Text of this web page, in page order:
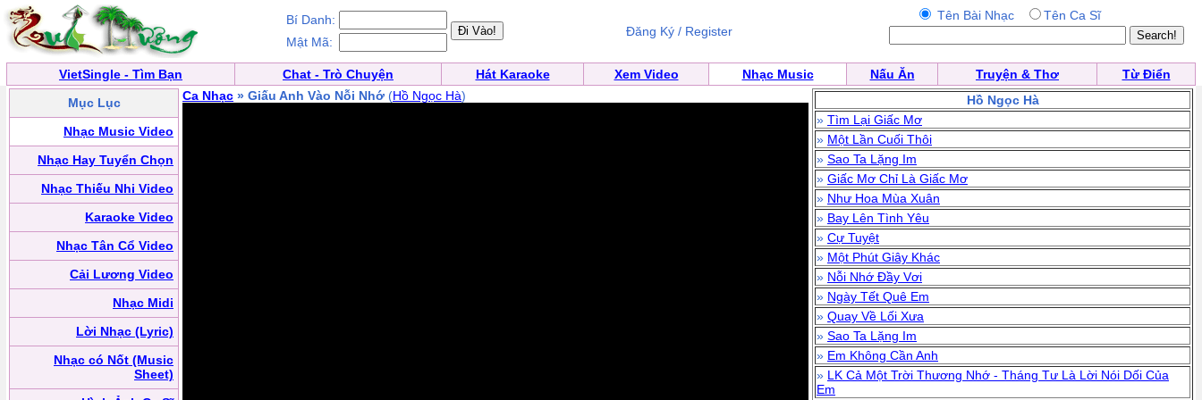
Bí Danh:
Mật Mã:
Đăng Ký / Register
Tên Bài Nhạc Tên Ca Sĩ
VietSingle - Tìm Bạn Chat - Trò Chuyện Hát Karaoke Xem Video Nhạc Music Nấu Ăn Truyện & Thơ
Từ Điển
Mục Lục
Nhạc Music Video
Nhạc Hay Tuyển Chọn
Nhạc Thiếu Nhi Video
Karaoke Video
Nhạc Tân Cổ Video
Cải Lương Video
Nhạc Midi
Lời Nhạc (Lyric)
Nhạc có Nốt (Music
Sheet)
Ca Nhạc » Giấu Anh Vào Nỗi Nhớ (Hồ Ngọc Hà)
Hồ Ngọc Hà
» Tìm Lại Giấc Mơ
» Một Lần Cuối Thôi
» Sao Ta Lặng Im
» Giấc Mơ Chỉ Là Giấc Mơ
» Như Hoa Mùa Xuân
» Bay Lên Tình Yêu
» Cự Tuyệt
» Một Phút Giây Khác
» Nỗi Nhớ Đầy Vơi
» Ngày Tết Quê Em
» Quay Về Lối Xưa
» Sao Ta Lặng Im
» Em Không Cần Anh
» LK Cả Một Trời Thương Nhớ - Tháng Tư Là Lời Nói Dối Của
Em